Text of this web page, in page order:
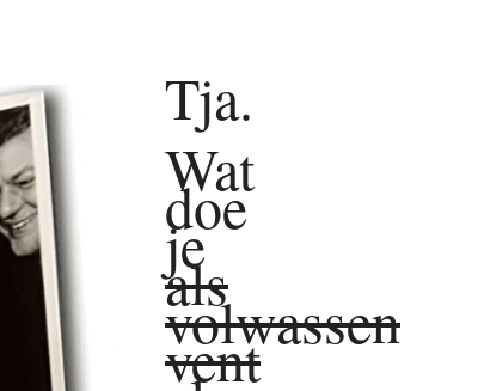
Tja.
Wat
doe
je
als
volwassen
vent